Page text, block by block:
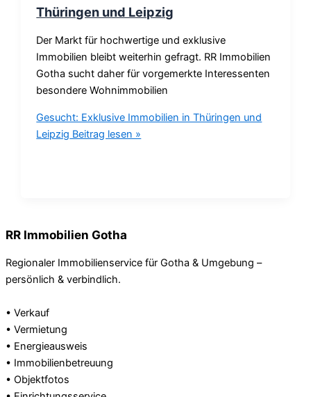
Thüringen und Leipzig
Der Markt für hochwertige und exklusive
Immobilien bleibt weiterhin gefragt. RR Immobilien
Gotha sucht daher für vorgemerkte Interessenten
besondere Wohnimmobilien
Gesucht: Exklusive Immobilien in Thüringen und
Leipzig Beitrag lesen »
RR Immobilien Gotha
Regionaler Immobilienservice für Gotha & Umgebung –
persönlich & verbindlich.
• Verkauf
• Vermietung
• Energieausweis
• Immobilienbetreuung
• Objektfotos